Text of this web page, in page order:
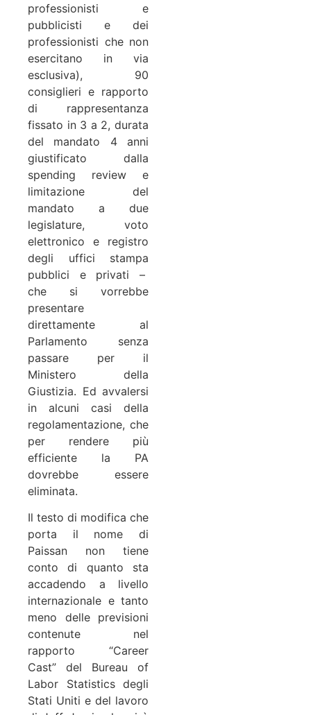
professionisti e
pubblicisti e dei
professionisti che non
esercitano in via
esclusiva), 90
consiglieri e rapporto
di rappresentanza
fissato in 3 a 2, durata
del mandato 4 anni
giustificato dalla
spending review e
limitazione del
mandato a due
legislature, voto
elettronico e registro
degli uffici stampa
pubblici e privati –
che si vorrebbe
presentare
direttamente al
Parlamento senza
passare per il
Ministero della
Giustizia. Ed avvalersi
in alcuni casi della
regolamentazione, che
per rendere più
efficiente la PA
dovrebbe essere
eliminata.
Il testo di modifica che
porta il nome di
Paissan non tiene
conto di quanto sta
accadendo a livello
internazionale e tanto
meno delle previsioni
contenute nel
rapporto “Career
Cast” del Bureau of
Labor Statistics degli
Stati Uniti e del lavoro